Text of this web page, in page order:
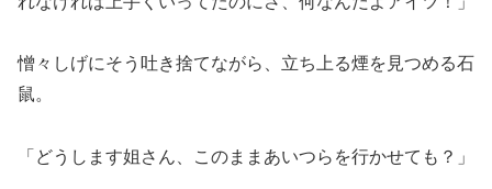
憎々しげにそう吐き捨てながら、立ち上る煙を見つめる石
鼠。
「どうします姐さん、このままあいつらを行かせても？」